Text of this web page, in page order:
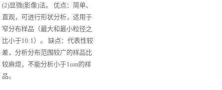
(2)显微(影像)法。 优点：简单、
直观，可进行形状分析，适用于
窄分布样品（最大和最小粒径之
比小于10:1）。 缺点：代表性较
差，分析分布范围较广的样品比
较麻烦，不能分析小于1um的样
品。